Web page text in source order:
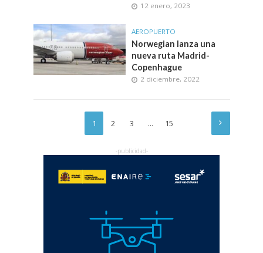
12 enero, 2023
AEROPUERTO
Norwegian lanza una
nueva ruta Madrid-
Copenhague
2 diciembre, 2022
1 2 3 … 15